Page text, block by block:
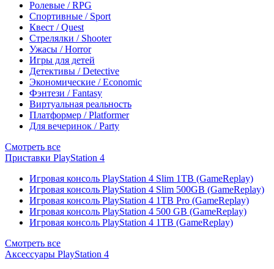
Ролевые / RPG
Спортивные / Sport
Квест / Quest
Стрелялки / Shooter
Ужасы / Horror
Игры для детей
Детективы / Detective
Экономические / Economic
Фэнтези / Fantasy
Виртуальная реальность
Платформер / Platformer
Для вечеринок / Party
Смотреть все
Приставки PlayStation 4
Игровая консоль PlayStation 4 Slim 1TB (GameReplay)
Игровая консоль PlayStation 4 Slim 500GB (GameReplay)
Игровая консоль PlayStation 4 1TB Pro (GameReplay)
Игровая консоль PlayStation 4 500 GB (GameReplay)
Игровая консоль PlayStation 4 1TB (GameReplay)
Смотреть все
Аксессуары PlayStation 4